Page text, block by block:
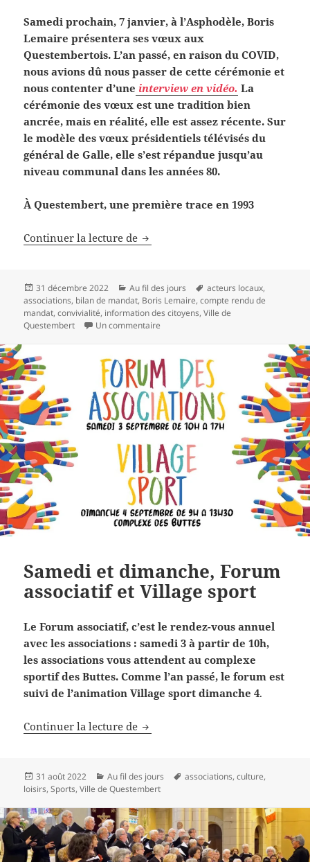
Samedi prochain, 7 janvier, à l’Asphodèle, Boris
Lemaire présentera ses vœux aux
Questembertois. L’an passé, en raison du COVID,
nous avions dû nous passer de cette cérémonie et
nous contenter d’une interview en vidéo. La
cérémonie des vœux est une tradition bien
ancrée, mais en réalité, elle est assez récente. Sur
le modèle des vœux présidentiels télévisés du
général de Galle, elle s’est répandue jusqu’au
niveau communal dans les années 80.
À Questembert, une première trace en 1993
Continuer la lecture de Les vœux du maire, à quoi ça
Publié
le
31 décembre 2022 Catégories
Au fil des jours
Mots-
clés
acteurs locaux,
associations, bilan de mandat, Boris Lemaire,compte rendu de
mandat,convivialité, information des citoyens,Ville de
Questembert
Un commentaire
Samedi et dimanche, Forum
associatif et Village sport
Le Forum associatif, c’est le rendez-vous annuel
avec les associations : samedi 3 à partir de 10h,
les associations vous attendent au complexe
sportif des Buttes. Comme l’an passé, le forum est
suivi de l’animation Village sport dimanche 4.
Continuer la lecture de Samedi et dimanche, Forum
Publié
le
31 août 2022 Catégories
Au fil des jours
Mots-
associations,culture,
loisirs,Sports,Ville de Questembert